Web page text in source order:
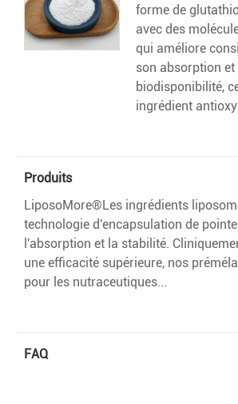
forme de
avec des
qui améliore
son absorption et
biodisponibilité,
ingrédient
Produits
LiposoMore®Les ingrédients
technologie d'encapsulation de
l'absorption et la stabilité.
une efficacité supérieure, nos
pour les nutraceutiques...
FAQ